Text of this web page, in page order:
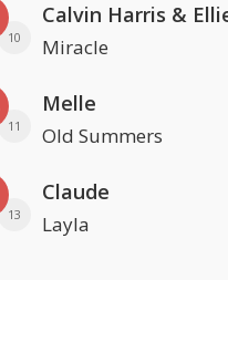
10
Calvin Harris &
Miracle
11
Melle
Old Summers
13
Claude
Layla